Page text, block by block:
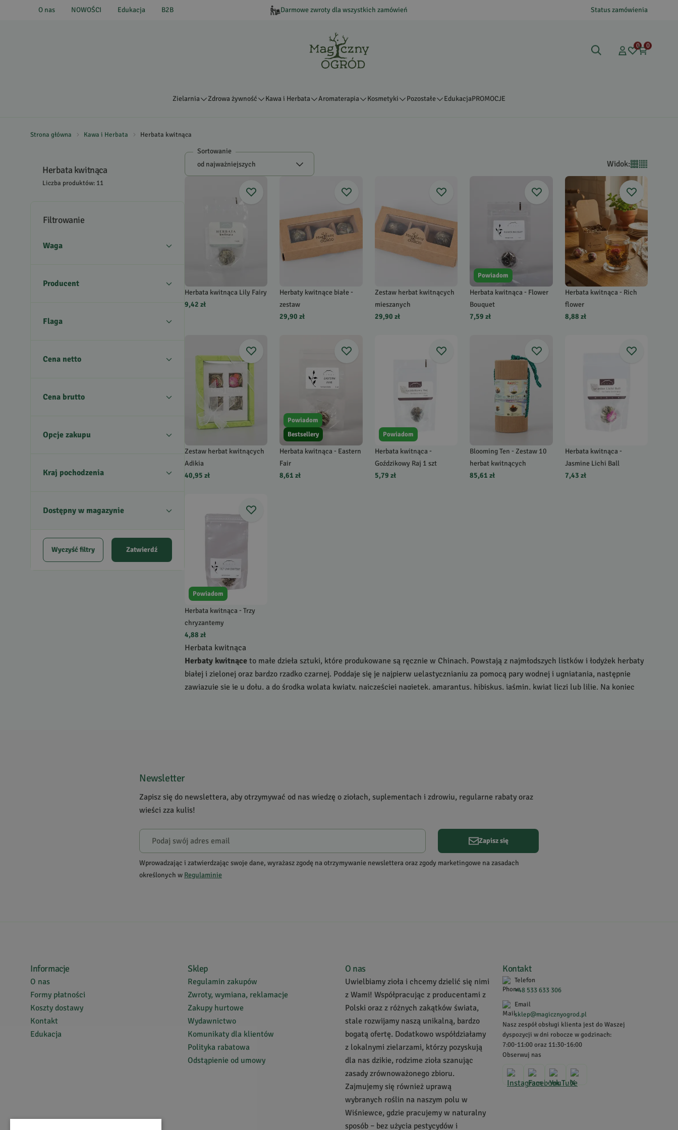
O nas NOWOŚCI Edukacja B2B Darmowe zwroty dla wszystkich zamówień Status zamówienia
0 0
Zielarnia Zdrowa żywność Kawa i Herbata Aromaterapia Kosmetyki Pozostałe EdukacjaPROMOCJE
Strona główna Kawa i Herbata Herbata kwitnąca
Herbata kwitnąca
Liczba produktów: 11
Filtrowanie
Waga
Producent
Flaga
Cena netto
Cena brutto
Opcje zakupu
Kraj pochodzenia
Dostępny w magazynie
Wyczyść filtry Zatwierdź
Sortowanie
Widok:
Herbata kwitnąca Lily Fairy
9,42 zł
Herbaty kwitnące białe -
zestaw
29,90 zł
Zestaw herbat kwitnących
mieszanych
29,90 zł
Powiadom
Herbata kwitnąca - Flower
Bouquet
7,59 zł
Herbata kwitnąca - Rich
flower
8,88 zł
Zestaw herbat kwitnących
Adikia
40,95 zł
Powiadom
Bestsellery
Herbata kwitnąca - Eastern
Fair
8,61 zł
Powiadom
Herbata kwitnąca -
Goździkowy Raj 1 szt
5,79 zł
Blooming Ten - Zestaw 10
herbat kwitnących
85,61 zł
Herbata kwitnąca -
Jasmine Lichi Ball
7,43 zł
Powiadom
Herbata kwitnąca - Trzy
chryzantemy
4,88 zł
Herbata kwitnąca
Herbaty kwitnące to małe dzieła sztuki, które produkowane są ręcznie w Chinach. Powstają z najmłodszych listków i łodyżek herbaty
białej i zielonej oraz bardzo rzadko czarnej. Poddaje się je najpierw uelastycznianiu za pomocą pary wodnej i ugniatania, następnie
zawiązuje się je u dołu, a do środka wplata kwiaty, najczęściej nagietek, amarantus, hibiskus, jaśmin, kwiat liczi lub lilię. Na koniec
Newsletter
Zapisz się do newslettera, aby otrzymywać od nas wiedzę o ziołach, suplementach i zdrowiu, regularne rabaty oraz
wieści zza kulis!
Zapisz się
Wprowadzając i zatwierdzając swoje dane, wyrażasz zgodę na otrzymywanie newslettera oraz zgody marketingowe na zasadach
określonych w Regulaminie
Informacje
O nas
Formy płatności
Koszty dostawy
Kontakt
Edukacja
Sklep
Regulamin zakupów
Zwroty, wymiana, reklamacje
Zakupy hurtowe
Wydawnictwo
Komunikaty dla klientów
Polityka rabatowa
Odstąpienie od umowy
O nas
Uwielbiamy zioła i chcemy dzielić się nimi
z Wami! Współpracując z producentami z
Polski oraz z różnych zakątków świata,
stale rozwijamy naszą unikalną, bardzo
bogatą ofertę. Dodatkowo współdziałamy
z lokalnymi zielarzami, którzy pozyskują
dla nas dzikie, rodzime zioła szanując
zasady zrównoważonego zbioru.
Zajmujemy się również uprawą
wybranych roślin na naszym polu w
Wiśniewce, gdzie pracujemy w naturalny
sposób – bez użycia pestycydów i
Kontakt
Telefon
+48 533 633 306
Email
sklep@magicznyogrod.pl
Nasz zespół obsługi klienta jest do Waszej
dyspozycji w dni robocze w godzinach:
7:00-11:00 oraz 11:30-16:00
Obserwuj nas